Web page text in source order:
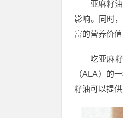
亚麻籽
影响。同时
富的营养价
吃亚麻
（ALA）的
籽油可以提